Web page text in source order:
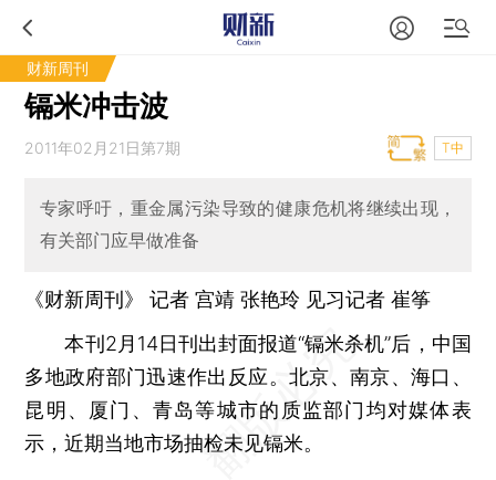
财新周刊
镉米冲击波
2011年02月21日第7期 T中
专家呼吁，重金属污染导致的健康危机将继续出现，
有关部门应早做准备
《财新周刊》 记者宫靖 张艳玲 见习记者崔筝
本刊2月14日刊出封面报道“镉米杀机”后，中国
多地政府部门迅速作出反应。北京、南京、海口、
昆明、厦门、青岛等城市的质监部门均对媒体表
示，近期当地市场抽检未见镉米。